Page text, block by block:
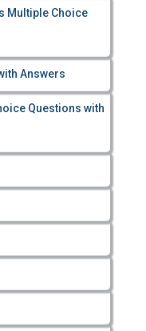
Multiple Choice
Answers
Questions with